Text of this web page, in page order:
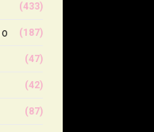
(433)
(187)
(47)
(42)
(87)